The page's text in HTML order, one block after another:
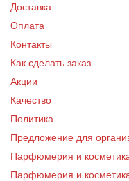
Доставка
Оплата
Контакты
Как сделать заказ
Акции
Качество
Политика
Предложение для
Парфюмерия и
Парфюмерия и